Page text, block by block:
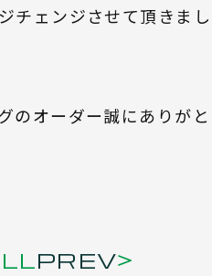
チェンジさせて頂きまし
のオーダー誠にありがと
PREV